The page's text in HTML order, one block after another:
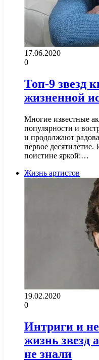
17.06.2020
0
Топ-9 звезд
жизненной
Многие известные
популярности и
и продолжают
первое
поистине яркой:…
Жизнь артистов
19.02.2020
0
Интриги и
жизнь звезд
не знали